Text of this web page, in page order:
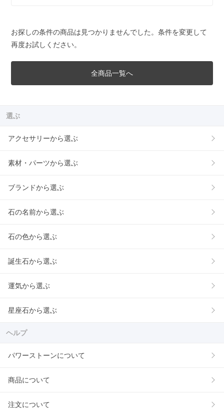
お探しの条件の商品は見つかりませんでした。条件を変更して
再度お試しください。
全商品一覧へ
選ぶ
アクセサリーから選ぶ
素材・パーツから選ぶ
ブランドから選ぶ
石の名前から選ぶ
石の色から選ぶ
誕生石から選ぶ
運気から選ぶ
星座石から選ぶ
ヘルプ
パワーストーンについて
商品について
注文について